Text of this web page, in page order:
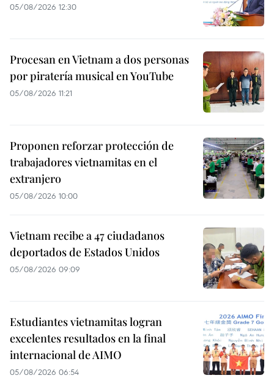
05/08/2026 12:30
Procesan en Vietnam a dos personas
por piratería musical en YouTube
05/08/2026 11:21
Proponen reforzar protección de
trabajadores vietnamitas en el
extranjero
05/08/2026 10:00
Vietnam recibe a 47 ciudadanos
deportados de Estados Unidos
05/08/2026 09:09
Estudiantes vietnamitas logran
excelentes resultados en la final
internacional de AIMO
05/08/2026 06:54